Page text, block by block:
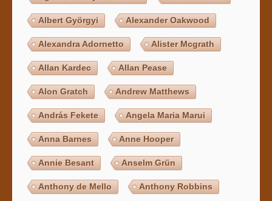
Albert Györgyi Alexander Oakwood
Alexandra Adornetto Alister Mcgrath
Allan Kardec Allan Pease
Alon Gratch Andrew Matthews
András Fekete Angela Maria Marui
Anna Barnes Anne Hooper
Annie Besant Anselm Grün
Anthony de Mello Anthony Robbins